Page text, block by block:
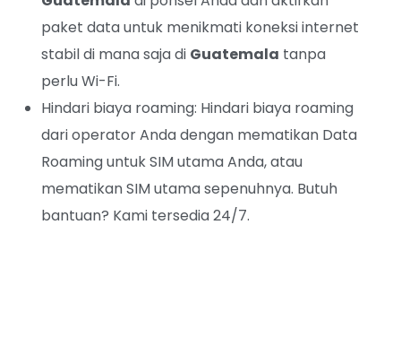
paket data untuk menikmati koneksi internet
stabil di mana saja di Guatemala tanpa
perlu Wi-Fi.
Hindari biaya roaming: Hindari biaya roaming
dari operator Anda dengan mematikan Data
Roaming untuk SIM utama Anda, atau
mematikan SIM utama sepenuhnya. Butuh
bantuan? Kami tersedia 24/7.